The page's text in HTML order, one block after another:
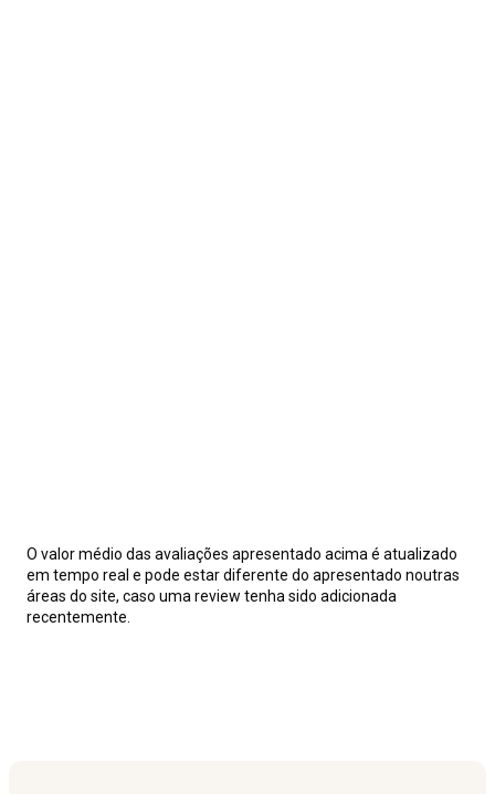
O valor médio das avaliações apresentado acima é atualizado
em tempo real e pode estar diferente do apresentado noutras
áreas do site, caso uma review tenha sido adicionada
recentemente.